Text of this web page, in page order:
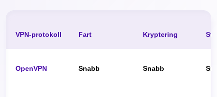
VPN-protokoll Fart Kryptering
OpenVPN Snabb Snabb